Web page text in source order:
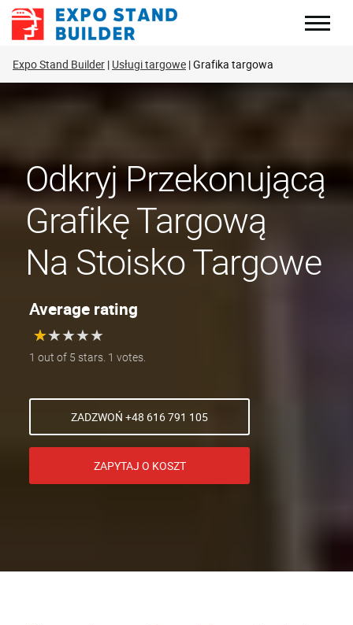
Skip
Expo Stand Builder Usługi targowe Grafika targowa
Odkryj Przekonującą
Grafikę Targową
Na Stoisko Targowe
Average rating
★★★★★
★★★★★
1 out of 5 stars. 1 votes.
ZADZWOŃ +48 616 791 105
ZAPYTAJ O KOSZT